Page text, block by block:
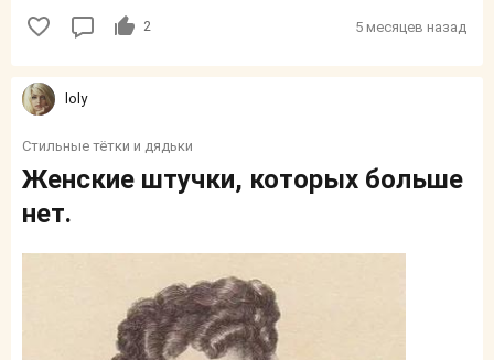
2 5 месяцев назад
loly
Стильные тётки и дядьки
Женские штучки, которых больше
нет.